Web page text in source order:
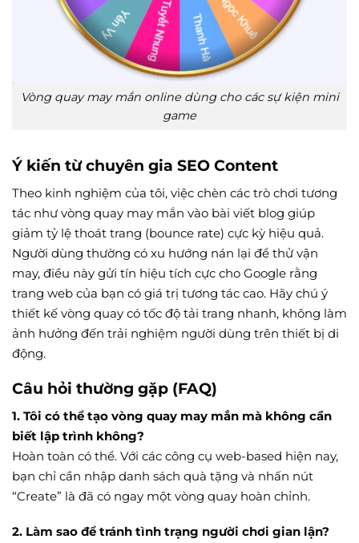
Vòng quay may mắn online dùng cho các sự kiện mini
game
Ý kiến từ chuyên gia SEO Content
Theo kinh nghiệm của tôi, việc chèn các trò chơi tương
tác như vòng quay may mắn vào bài viết blog giúp
giảm tỷ lệ thoát trang (bounce rate) cực kỳ hiệu quả.
Người dùng thường có xu hướng nán lại để thử vận
may, điều này gửi tín hiệu tích cực cho Google rằng
trang web của bạn có giá trị tương tác cao. Hãy chú ý
thiết kế vòng quay có tốc độ tải trang nhanh, không làm
ảnh hưởng đến trải nghiệm người dùng trên thiết bị di
động.
Câu hỏi thường gặp (FAQ)
1. Tôi có thể tạo vòng quay may mắn mà không cần
biết lập trình không?
Hoàn toàn có thể. Với các công cụ web-based hiện nay,
bạn chỉ cần nhập danh sách quà tặng và nhấn nút
“Create” là đã có ngay một vòng quay hoàn chỉnh.
2. Làm sao để tránh tình trạng người chơi gian lận?